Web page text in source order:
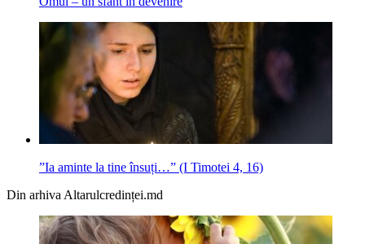
”Ia aminte la tine însuți…” (I Timotei 4, 16)
Din arhiva Altarulcredinței.md